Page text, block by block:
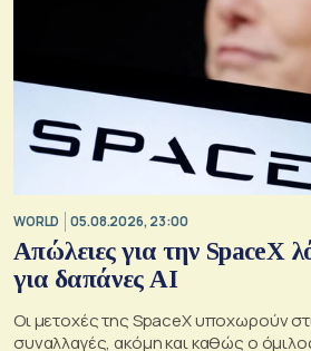
WORLD 05.08.2026, 23:00
Απώλειες για την SpaceX
για δαπάνες ΑΙ
Οι μετοχές της SpaceX υποχωρούν
συναλλαγές, ακόμη και καθώς ο